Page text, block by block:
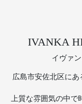
IVANKA
イヴァ
広島市安佐北区に
上質な雰囲気の中で